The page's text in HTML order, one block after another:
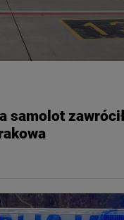
samolot